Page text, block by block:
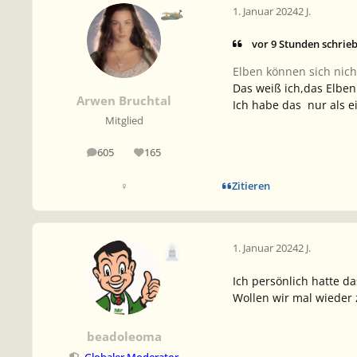
Arwen Bruchtal
Mitglied
605
Beiträge 165
Reputation
♀
1. Januar 20242 J.
vor 9 Stunden
Elben können sich
Das weiß ich,das
Ich habe das nur als
Zitieren
beadoleoma
1. Januar 20242 J.
Ich persönlich hatte
Wollen wir mal wieder